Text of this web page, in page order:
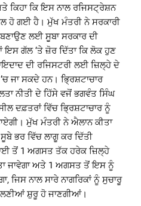
ਕਿਹਾ ਕਿ ਇਸ ਨਾਲ ਰਜਿਸਟ੍ਰੇਸ਼ਨ
ਹੋ ਗਈ ਹੈ। ਮੁੱਖ ਮੰਤਰੀ ਨੇ ਸਰਕਾਰੀ
ਲਈ ਸੂਬਾ ਸਰਕਾਰ ਦੀ
ਗੱਲ ‘ਤੇ ਜ਼ੋਰ ਦਿੱਤਾ ਕਿ ਲੋਕ ਹੁਣ
ਦੀ ਰਜਿਸਟਰੀ ਲਈ ਜ਼ਿਲ੍ਹੇ ਦੇ
ਜਾ ਸਕਦੇ ਹਨ। ਭ੍ਰਿਸ਼ਟਾਚਾਰ
ਨੀਤੀ ਦੇ ਹਿੱਸੇ ਵਜੋਂ ਭਗਵੰਤ ਸਿੰਘ
ਦਫ਼ਤਰਾਂ ਵਿੱਚ ਭ੍ਰਿਸ਼ਟਾਚਾਰ ਨੂੰ
ਮੁੱਖ ਮੰਤਰੀ ਨੇ ਐਲਾਨ ਕੀਤਾ
ਭਰ ਵਿੱਚ ਲਾਗੂ ਕਰ ਦਿੱਤੀ
ਤੋਂ 1 ਅਗਸਤ ਤੱਕ ਹਰੇਕ ਜ਼ਿਲ੍ਹੇ
ਜਾਵੇਗਾ ਅਤੇ 1 ਅਗਸਤ ਤੋਂ ਇਸ ਨੂੰ
ਜਿਸ ਨਾਲ ਸਾਰੇ ਨਾਗਰਿਕਾਂ ਨੂੰ ਸੁਚਾਰੂ
ਸ਼ੁਰੂ ਹੋ ਜਾਣਗੀਆਂ।